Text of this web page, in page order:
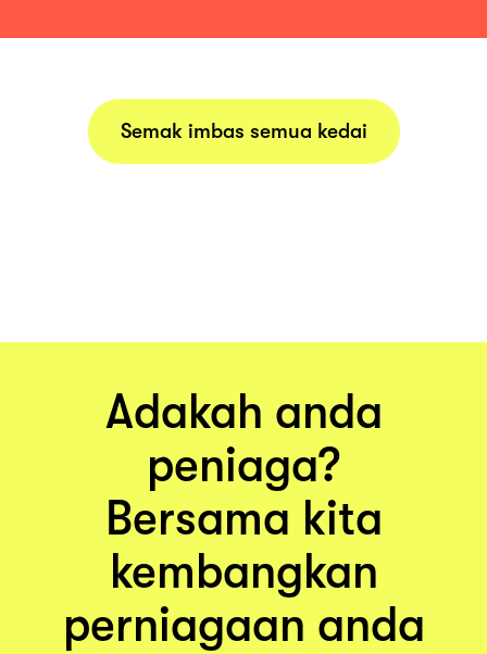
Semak imbas semua kedai
Adakah anda
peniaga?
Bersama kita
kembangkan
perniagaan anda